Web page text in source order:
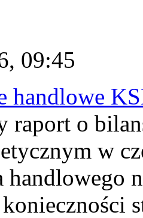
09:45
handlowe
raport o
w
handlowego